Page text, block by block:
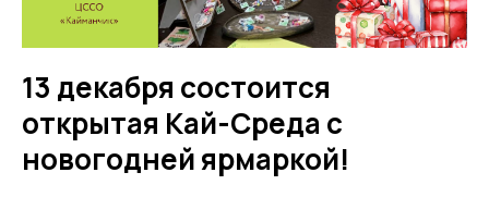
13 декабря состоится
открытая Кай-Среда с
новогодней ярмаркой! ⠀